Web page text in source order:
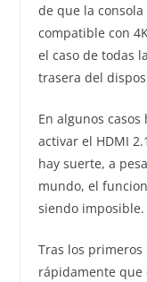
de que la
compatible con
el caso de todas
trasera del
En algunos
activar el HDMI
hay suerte, a
mundo, el
siendo imposible.
Tras los
rápidamente que